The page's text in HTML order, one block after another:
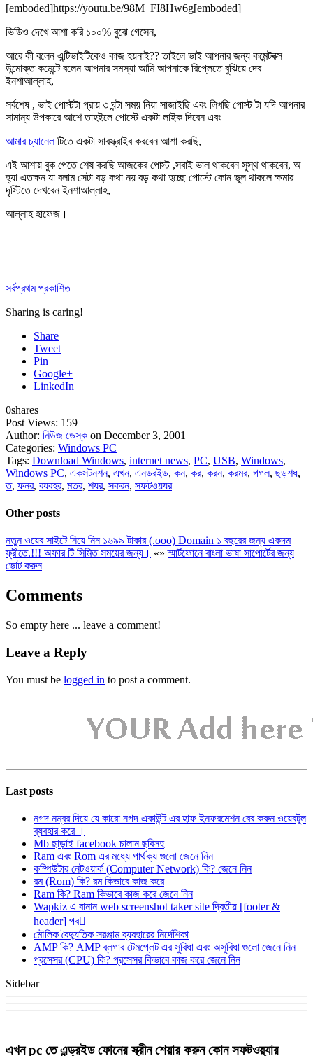
[emboded]https://youtu.be/98M_FI8Hw6g[emboded]
ভিডিও দেখে আশা করি ১০০% বুঝে গেসেন,
আরে কী বলেন এন্টিভাইটিকেও কাজ হয়নাই?? তাইলে ভাই আপনার জন্য কমেন্টবক্স
উন্মোক্ত কমেন্টে বলেন আপনার সমস্যা আমি আপনাকে রিপ্লেতে বুঝিয়ে দেব
ইনশাআল্লাহ,
সর্বশেষ , ভাই পোস্টটা প্রায় ৩ ঘন্টা সময় নিয়া সাজাইছি এবং লিখছি পোস্ট টা যদি আপনার
সামান্য উপকারে আশে তাহইলে পোস্টে একটা লাইক দিবেন এবং
আমার চ্যানেলটিতে একটা সাবস্ক্রাইব করবেন আশা করছি,
এই আশায় বুক পেতে শেষ করছি আজকের পোস্ট ,সবাই ভাল থাকবেন সুস্থ থাকবেন, অ
হ্যা এতক্ষন যা বলাম সেটা বড় কথা নয় বড় কথা হচ্ছে পোস্টে কোন ভুল থাকলে ক্ষমার
দৃস্টিতে দেখবেন ইনশাআল্লাহ,
আল্লাহ হাফেজ।
সর্বপ্রথম প্রকাশিত
Sharing is caring!
Share
Tweet
Pin
Google+
LinkedIn
0shares
Post Views: 159
Author: নিউজ ডেস্ক on December 3, 2001
Categories: Windows PC
Tags: Download Windows, internet news, PC, USB, Windows,
Windows PC, একসটনশন, এখন, এনডরইড, কন, কর, করন, করমর, গগল, ছড়শধ,
ত, ফনর, বযবহর, মতর, শযর, সকরন, সফটওয়যর
Other posts
নতুন ওয়েব সাইটে নিয়ে নিন ১৬৯৯ টাকার (.ooo) Domain ১ বছরের জন্য একদম
ফ্রীতে.!!! অফার টি সিমিত সময়ের জন্য। «»স্মার্টফোনে বাংলা ভাষা সাপোর্টের জন্য
ভোট করুন
Comments
So empty here ... leave a comment!
Leave a Reply
You must be logged in to post a comment.
Last posts
নগদ নম্বর দিয়ে যে কারো নগদ একাউন্ট এর হাফ ইনফরমেশন বের করুন ওয়েবটুল
ব্যবহার করে ।
Mb ছাড়াই facebook চালান ছবিসহ
Ram এবং Rom এর মধ্যে পার্থক্য গুলো জেনে নিন
কম্পিউটার নেটওয়ার্ক (Computer Network) কি? জেনে নিন
রম (Rom) কি? রম কিভাবে কাজ করে
Ram কি? Ram কিভাবে কাজ করে জেনে নিন
Wapkiz এ বানান web screenshot taker site দ্বিতীয় [footer &
header] পব
মৌলিক বৈদ্যুতিক সরঞ্জাম ব্যবহারের নির্দেশিকা
AMP কি? AMP ব্লগার টেমপ্লেট এর সুবিধা এবং অসুবিধা গুলো জেনে নিন
প্রসেসর (CPU) কি? প্রসেসর কিভাবে কাজ করে জেনে নিন
Sidebar
এখন pc তে এন্ড্রইড ফোনের স্ক্রীন শেয়ার করুন কোন সফটওয়্যার